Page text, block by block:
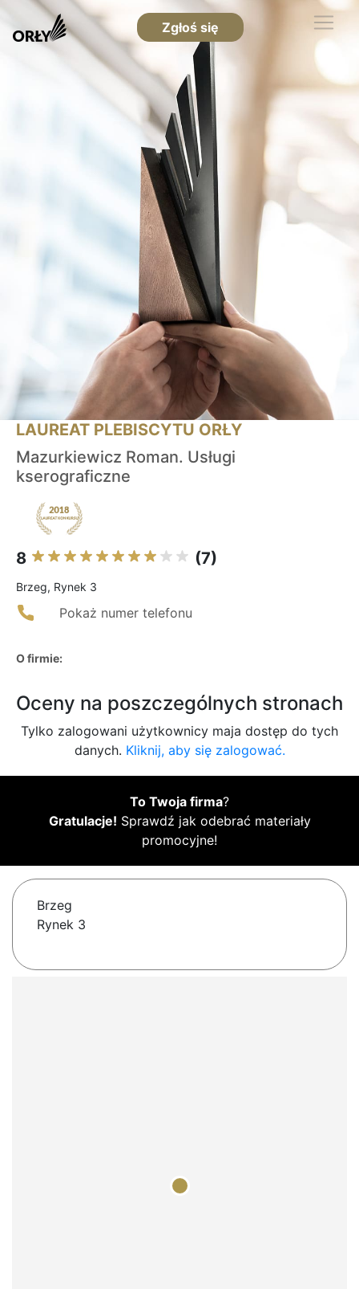
Zgłoś się
LAUREAT PLEBISCYTU ORŁY
Mazurkiewicz Roman. Usługi
kserograficzne
8 (7)
Brzeg, Rynek 3
Pokaż numer telefonu
O firmie:
Oceny na poszczególnych stronach
Tylko zalogowani użytkownicy maja dostęp do tych
danych. Kliknij, aby się zalogować.
To Twoja firma?
Gratulacje! Sprawdź jak odebrać materiały
promocyjne!
Brzeg
Rynek 3